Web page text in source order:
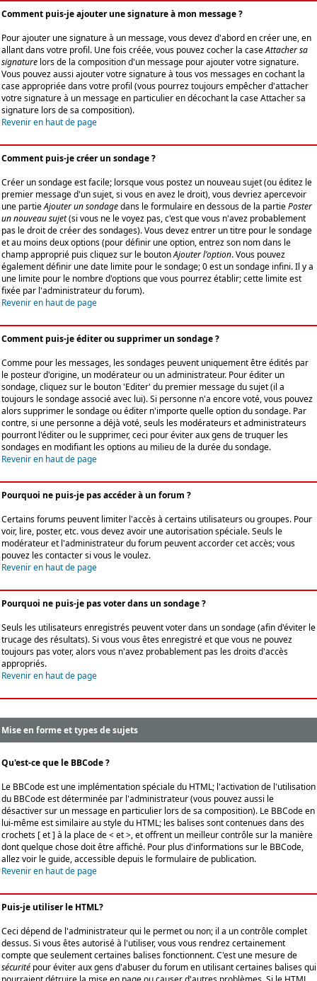
Comment puis-je ajouter une signature à mon message ?
Pour ajouter une signature à un message, vous devez d'abord en créer une, en
allant dans votre profil. Une fois créée, vous pouvez cocher la caseAttacher sa
signature lors de la composition d'un message pour ajouter votre signature.
Vous pouvez aussi ajouter votre signature à tous vos messages en cochant la
case appropriée dans votre profil (vous pourrez toujours empêcher d'attacher
votre signature à un message en particulier en décochant la case Attacher sa
signature lors de sa composition).
Revenir en haut de page
Comment puis-je créer un sondage ?
Créer un sondage est facile; lorsque vous postez un nouveau sujet (ou éditez le
premier message d'un sujet, si vous en avez le droit), vous devriez apercevoir
une partieAjouter un sondagedans le formulaire en dessous de la partiePoster
un nouveau sujet(si vous ne le voyez pas, c'est que vous n'avez probablement
pas le droit de créer des sondages). Vous devez entrer un titre pour le sondage
et au moins deux options (pour définir une option, entrez son nom dans le
champ approprié puis cliquez sur le boutonAjouter l'option. Vous pouvez
également définir une date limite pour le sondage; 0 est un sondage infini. Il y a
une limite pour le nombre d'options que vous pourrez établir; cette limite est
fixée par l'administrateur du forum).
Revenir en haut de page
Comment puis-je éditer ou supprimer un sondage ?
Comme pour les messages, les sondages peuvent uniquement être édités par
le posteur d'origine, un modérateur ou un administrateur. Pour éditer un
sondage, cliquez sur le bouton 'Editer' du premier message du sujet (il a
toujours le sondage associé avec lui). Si personne n'a encore voté, vous pouvez
alors supprimer le sondage ou éditer n'importe quelle option du sondage. Par
contre, si une personne a déjà voté, seuls les modérateurs et administrateurs
pourront l'éditer ou le supprimer, ceci pour éviter aux gens de truquer les
sondages en modifiant les options au milieu de la durée du sondage.
Revenir en haut de page
Pourquoi ne puis-je pas accéder à un forum ?
Certains forums peuvent limiter l'accès à certains utilisateurs ou groupes. Pour
voir, lire, poster, etc. vous devez avoir une autorisation spéciale. Seuls le
modérateur et l'administrateur du forum peuvent accorder cet accès; vous
pouvez les contacter si vous le voulez.
Revenir en haut de page
Pourquoi ne puis-je pas voter dans un sondage ?
Seuls les utilisateurs enregistrés peuvent voter dans un sondage (afin d'éviter le
trucage des résultats). Si vous vous êtes enregistré et que vous ne pouvez
toujours pas voter, alors vous n'avez probablement pas les droits d'accès
appropriés.
Revenir en haut de page
Mise en forme et types de sujets
Qu'est-ce que le BBCode ?
Le BBCode est une implémentation spéciale du HTML; l'activation de l'utilisation
du BBCode est déterminée par l'administrateur (vous pouvez aussi le
désactiver sur un message en particulier lors de sa composition). Le BBCode en
lui-même est similaire au style du HTML; les balises sont contenues dans des
crochets [ et ] à la place de < et >, et offrent un meilleur contrôle sur la manière
dont quelque chose doit être affiché. Pour plus d'informations sur le BBCode,
allez voir le guide, accessible depuis le formulaire de publication.
Revenir en haut de page
Puis-je utiliser le HTML?
Ceci dépend de l'administrateur qui le permet ou non; il a un contrôle complet
dessus. Si vous êtes autorisé à l'utiliser, vous vous rendrez certainement
compte que seulement certaines balises fonctionnent. C'est une mesure de
sécurité pour éviter aux gens d'abuser du forum en utilisant certaines balises qui